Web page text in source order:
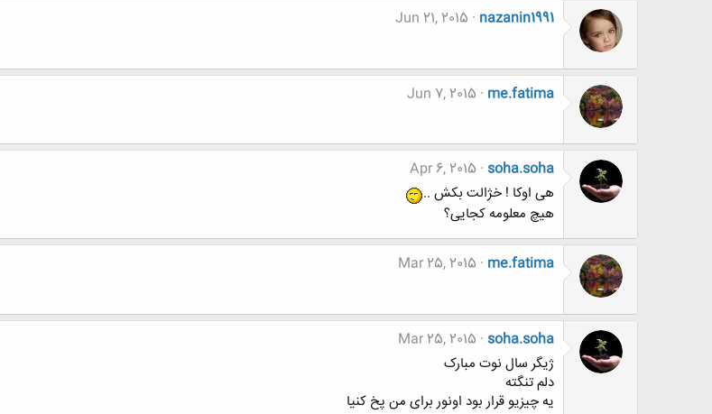
nazanin1991
Jun 21, 2015
me.fatima
Jun 7, 2015
soha.soha
Apr 6, 2015
هی اوکا ! خژالت بکش ..
هیچ معلومه کجایی؟
me.fatima
Mar 25, 2015
soha.soha
Mar 25, 2015
ژیگر سال نوت مبارک
دلم تنگته
یه چیزیو قرار بود اونور برای من پخ کنیا